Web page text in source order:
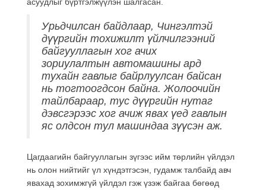
Урьдчилсан байдлаар, Чингэлтэй
дүүргийн тохижилт үйлчилгээний
байгууллагын хог ачих
зориулалтын автомашины ард
тухайн гавлыг байрлуулсан байсан
нь тогтоогдсон байна. Жолоочийн
тайлбараар, тус дүүргийн нутаг
дэвсгэрээс хог ачиж явах үед гавлын
яс олдсон тул машиндаа зүүсэн аж.
Цагдаагийн байгууллагын зүгээс ийм төрлийн үйлдэл
нь олон нийтийг үл хүндэтгэсэн, гудамж талбайд авч
явахад зохимжгүй үйлдэл гэж үзэж байгаа бөгөөд